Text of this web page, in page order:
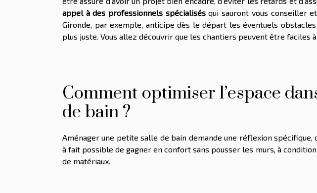
appel à des professionnels spécialisésqui sauront vous conseiller
Gironde, par exemple, anticipe dès le départ les éventuels
plus juste. Vous allez découvrir que les chantiers peuvent être faciles
Comment optimiser l’espace
de bain ?
Aménager une petite salle de bain demande une réflexion
à fait possible de gagner en confort sans pousser les murs, à
de matériaux.